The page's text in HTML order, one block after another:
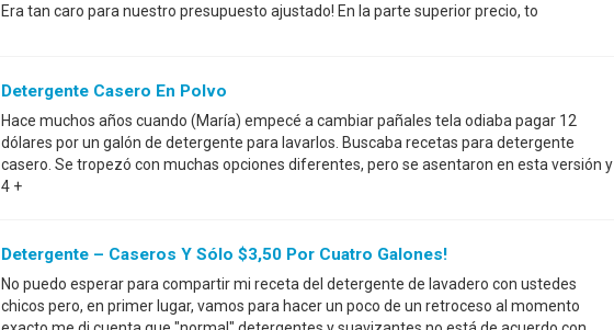
Era tan caro para nuestro presupuesto ajustado! En la parte superior precio, to
Detergente Casero En Polvo
Hace muchos años cuando (María) empecé a cambiar pañales tela odiaba pagar 12
dólares por un galón de detergente para lavarlos. Buscaba recetas para detergente
casero. Se tropezó con muchas opciones diferentes, pero se asentaron en esta versión y
4 +
Detergente – Caseros Y Sólo $3,50 Por Cuatro Galones!
No puedo esperar para compartir mi receta del detergente de lavadero con ustedes
chicos pero, en primer lugar, vamos para hacer un poco de un retroceso al momento